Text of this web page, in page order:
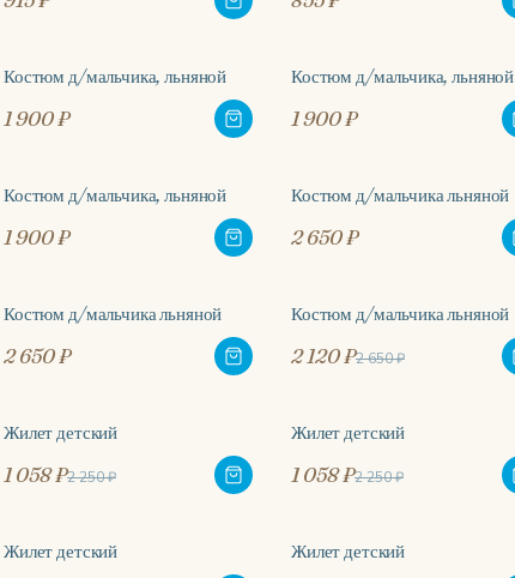
Костюм д/мальчика, льняной
1 900 ₽
Костюм д/мальчика, льняной
1 900 ₽
Костюм д/мальчика, льняной
1 900 ₽
Костюм д/мальчика льняной
2 650 ₽
Костюм д/мальчика льняной
2 650 ₽
-20%
Костюм д/мальчика льняной
2 120 ₽2 650 ₽
-53%
Жилет детский
1 058 ₽2 250 ₽
-53%
Жилет детский
1 058 ₽2 250 ₽
-53%
Жилет детский -53%
Жилет детский